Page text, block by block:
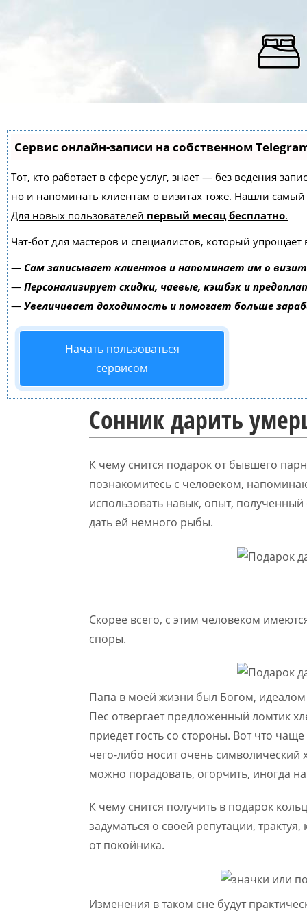
Сервис онлайн-записи на собственном
Тот, кто работает в сфере услуг, знает — без ведения
но и напоминать клиентам о визитах тоже. Нашли
Для новых пользователей первый месяц бесплатно.
Чат-бот для мастеров и специалистов, который упрощает
— Сам записывает клиентов и напоминает им о
— Персонализирует скидки, чаевые, кэшбэк и
— Увеличивает доходимость и помогает больше
Начать пользоваться
сервисом
Сонник дарить
К чему снится подарок от бывшего
познакомитесь с человеком,
использовать навык, опыт,
дать ей немного рыбы.
Скорее всего, с этим человеком
споры.
Папа в моей жизни был Богом, идеалом
Пес отвергает предложенный ломтик
приедет гость со стороны. Вот что
чего-либо носит очень символический
можно порадовать, огорчить, иногда
К чему снится получить в подарок
задуматься о своей репутации,
от покойника.
Изменения в таком сне будут